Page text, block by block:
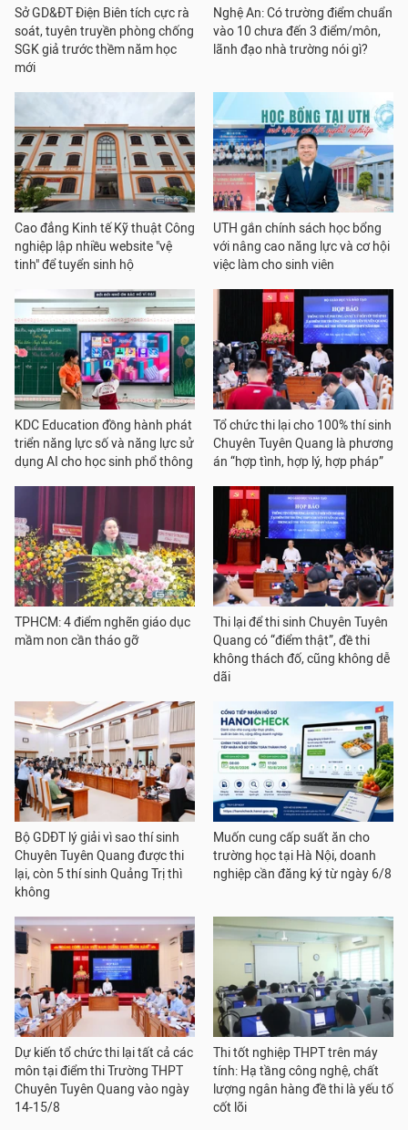
Sở GD&ĐT Điện Biên tích cực rà
soát, tuyên truyền phòng chống
SGK giả trước thềm năm học
mới
Nghệ An: Có trường điểm chuẩn
vào 10 chưa đến 3 điểm/môn,
lãnh đạo nhà trường nói gì?
Cao đẳng Kinh tế Kỹ thuật Công
nghiệp lập nhiều website "vệ
tinh" để tuyển sinh hộ
UTH gắn chính sách học bổng
với nâng cao năng lực và cơ hội
việc làm cho sinh viên
KDC Education đồng hành phát
triển năng lực số và năng lực sử
dụng AI cho học sinh phổ thông
Tổ chức thi lại cho 100% thí sinh
Chuyên Tuyên Quang là phương
án “hợp tình, hợp lý, hợp pháp”
TPHCM: 4 điểm nghẽn giáo dục
mầm non cần tháo gỡ
Thi lại để thi sinh Chuyên Tuyên
Quang có “điểm thật”, đề thi
không thách đố, cũng không dễ
dãi
Bộ GDĐT lý giải vì sao thí sinh
Chuyên Tuyên Quang được thi
lại, còn 5 thí sinh Quảng Trị thì
không
Muốn cung cấp suất ăn cho
trường học tại Hà Nội, doanh
nghiệp cần đăng ký từ ngày 6/8
Dự kiến tổ chức thi lại tất cả các
môn tại điểm thi Trường THPT
Chuyên Tuyên Quang vào ngày
14-15/8
Thi tốt nghiệp THPT trên máy
tính: Hạ tầng công nghệ, chất
lượng ngân hàng đề thi là yếu tố
cốt lõi